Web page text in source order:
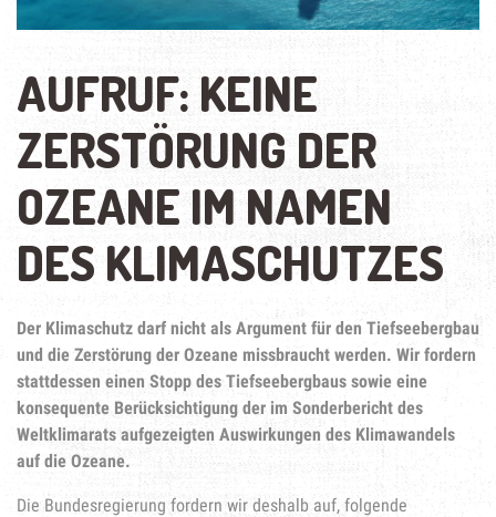
AUFRUF: KEINE
ZERSTÖRUNG DER
OZEANE IM NAMEN
DES KLIMASCHUTZES
Der Klimaschutz darf nicht als Argument für den Tiefseebergbau
und die Zerstörung der Ozeane missbraucht werden. Wir fordern
stattdessen einen Stopp des Tiefseebergbaus sowie eine
konsequente Berücksichtigung der im Sonderbericht des
Weltklimarats aufgezeigten Auswirkungen des Klimawandels
auf die Ozeane.
Die Bundesregierung fordern wir deshalb auf, folgende